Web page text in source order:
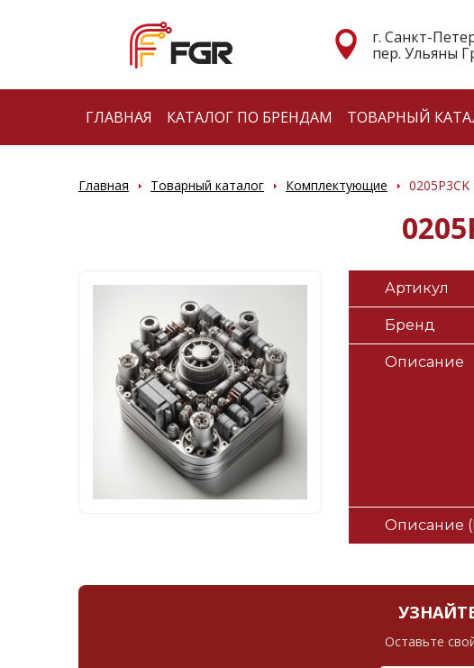
г. Санкт-
пер. Ульяны
ГЛАВНАЯ КАТАЛОГ ПО БРЕНДАМ ТОВАРНЫЙ
Главная Товарный каталог Комплектующие 0205P3CK
Артикул
Бренд
Описание
Описание
Оставьте